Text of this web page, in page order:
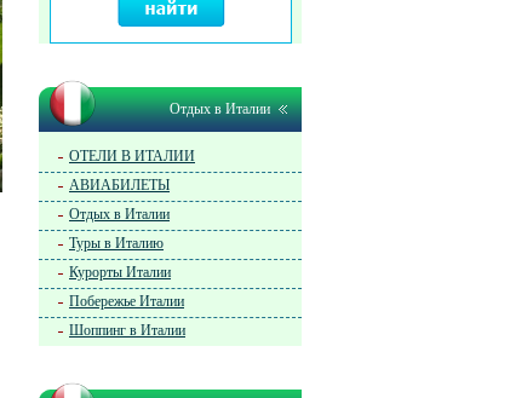
Отдых в Италии
ОТЕЛИ В ИТАЛИИ
АВИАБИЛЕТЫ
Отдых в Италии
Туры в Италию
Курорты Италии
Побережье Италии
Шоппинг в Италии